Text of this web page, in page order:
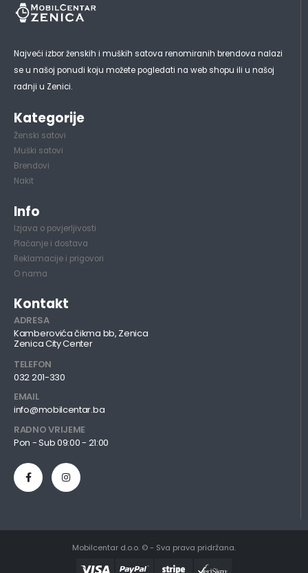
Najveći izbor ženskih i muških satova renomiranih brendova nalazi
se u našoj ponudi koju možete pogledati na web shopu ili u našoj
radnji u Zenici.
Kategorije
Ženski satovi
Muški satovi
Brendovi
Nakit
Info
Izjava o povjerljivosti
Plaćanje i dostava
Reklamacije i prigovori
O nama
Kontakt
ADRESA
Kamberovića čikma bb, Zenica
Zenica City Center
TELEFON
032 201-330
EMAIL
info@mobilcentar.ba
RADNO VRIJEME
Pon - Sub 09:00 - 21:00
Mobilcentar d.o.o. © - Sva prava pridržana.